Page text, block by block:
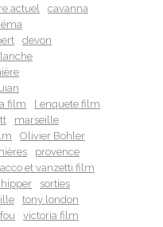
actuel
cavanna
devon
film
l enquete film
marseille
Olivier Bohler
provence
et vanzetti film
sorties
tony london
victoria film